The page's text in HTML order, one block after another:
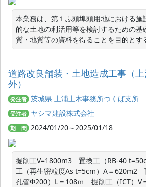
本業務は、第１ふ頭埠頭用地における施
的な土地の利活用等を検討するための基
質・地質等の資料を得ることを目的とす
道路改良舗装・土地造成工事（
外）
発注者 茨城県 土浦土木事務所つくば支所
受注者 ヤシマ建設株式会社
期 間 2024/01/20～2025/01/18
掘削工V=1800m3　置換工（RB-40
工（再生密粒度As t=5cm）A＝620m2
孔管Φ200）L＝108ｍ　掘削工（ICT）V